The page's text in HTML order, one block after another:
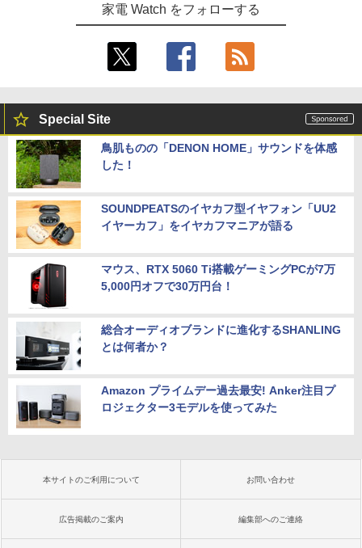
家電 Watch をフォローする
Special Site
鳥肌ものの「DENON HOME」サウンドを体感
した！
SOUNDPEATSのイヤカフ型イヤフォン「UU2
イヤーカフ」をイヤカフマニアが語る
マウス、RTX 5060 Ti搭載ゲーミングPCが7万
5,000円オフで30万円台！
総合オーディオブランドに進化するSHANLING
とは何者か？
Amazon プライムデー過去最安! Anker注目プ
ロジェクター3モデルを使ってみた
本サイトのご利用について お問い合わせ
広告掲載のご案内 編集部へのご連絡